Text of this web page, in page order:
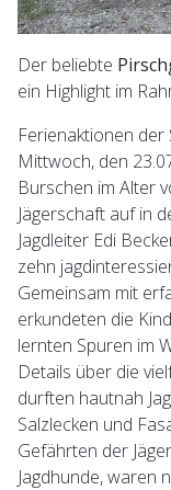
Der beliebte
ein Highlight im
Ferienaktionen der
Mittwoch, den
Burschen im Alter
Jägerschaft auf in
Jagdleiter Edi
zehn
Gemeinsam mit
erkundeten die
lernten Spuren im
Details über die
durften hautnah
Salzlecken und
Gefährten der
Jagdhunde, waren